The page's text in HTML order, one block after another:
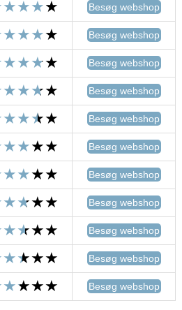
Besøg webshop
Besøg webshop
Besøg webshop
Besøg webshop
Besøg webshop
Besøg webshop
Besøg webshop
Besøg webshop
Besøg webshop
Besøg webshop
Besøg webshop